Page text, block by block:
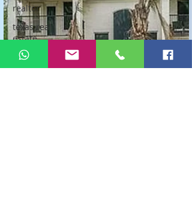
realtor
texas real
estate
agent
houston